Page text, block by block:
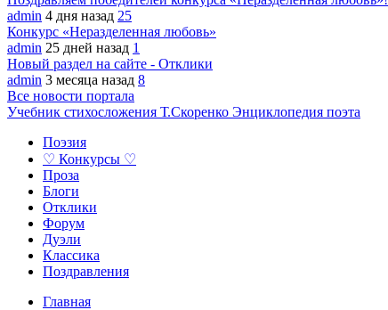
admin 4 дня назад 25
Конкурс «Неразделенная любовь»
admin 25 дней назад 1
Новый раздел на сайте - Отклики
admin 3 месяца назад 8
Все новости портала
Учебник стихосложения Т.Скоренко Энциклопедия поэта
Поэзия
♡ Конкурсы ♡
Проза
Блоги
Отклики
Форум
Дуэли
Классика
Поздравления
Главная